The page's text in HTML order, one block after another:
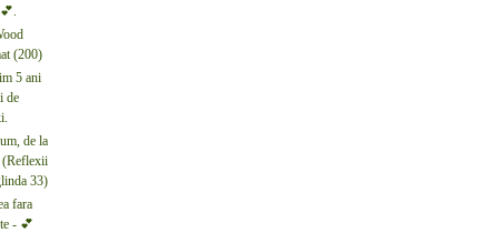
(200)
5 ani
de
de la
(Reflexii
33)
fara
- 💕